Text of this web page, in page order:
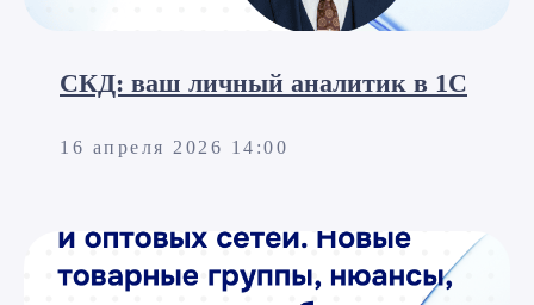
СКД: ваш личный аналитик в 1С
16 апреля 2026 14:00
Я принимаю условия Политики конфиденциальности
и даю согласие на обработку персональных данных